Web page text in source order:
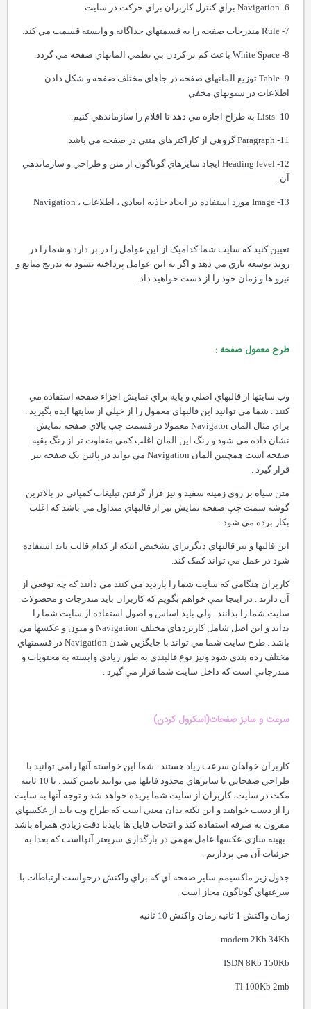
9- Table توزيع المانهاي صفحه در جاهاي مختلف صفحه و شکل دادن
اطلاعات در ستونهاي مخفي
12- Heading level ايجاد سايزهاي گوناگون از متن و طراحي و سازماندهي
تعيين کنيد که سايت شما کداميک از اين عوامل را در بر دارد و شما را در
روند توسعه ياري مي دهد و اگر به اين عوامل پرداخته نشود به تدريج منابع و
نيرو ها و زمان خود را از دست خواهيد داد.
طرح معمول صفحه :
وب سايتها از قالبهاي اصلي و پايه براي نمايش اجزاء صفحه استفاده مي
کنند . شما مي توانيد اين قالبهاي معمول را از خيلي از سايتها ايده بگيريد .
براي مثال المان Navigator معمولا در قسمت چپ بالاي صفحه نمايش
نشان داده مي شود و رنگ اين المان اغلب کمي متفاوت تر از رنگ بقيه
صفحه است همچنين المان Navigation مي تواند در پائين يک صفحه نيز
قرار گيرد .
متن سياه بر روي زمينه سفيد و نيز قرار گرفتن تبليغات کمپاني در بالاترين
گوشه سمت چپ صفحه نمايش نيز از قالبهاي متداول مي باشد که اغلب
بکار برده مي شود .
اين قالبها و نيز قالبهاي ديگربراي تشخيص اينکه از کدام قالب بايد استفاده
شود در عمل مي تواند کمک کند.
کاربران هنگامي که سايت شما را بازديد مي کنند مي دانند که چه توقعي از
آن دارند . در اينجا نمي خواهم بگويم که کاربران بايد مندرجات و محصولات
سايت شما را بدانند . ولي بايد اساس و اصول استفاده از سايت شما را
بداند و اين اصل شامل کاربردهاي مختلف Navigation و متون و عکسها مي
باشد . طرح سايت شما مي تواند با جايگزين شدن Navigation در قسمتهاي
مختلف رده بندي شود ونيز نوع قالبندي به طور زيادي وابسته به محتويات و
مندرجاتي است که داخل سايت شما قرار مي گيرد .
سرعت و سايز صفحات(اسکرول کردن)
کاربران خواهان سرعت زياد هستند . شما اين خواسته آنها رامي توانيد با
طراحي صفحاتي با سايزهاي محدود فايلها مي توانيد تامين کنيد . با 10 ثانيه
مکث در سايت، کاربران از سايت شما بريده خواهد شد و توجه آنها به سايت
را از دست خواهيد و اين نکته بدان معني است که طراح وب بايد از عکسهاي
مقرون به صرفه استفاده کند و انتخاب فايل ها بايدبا دقت زيادي همراه باشد
. بهينه سازي عکسها عامل مهمي در بارگذاري سريعتر آنهااست که بعدا به
جزئيات آن مي پردازيم .
جدول زير ماکسيمم سايز صفحه اي که براي واکنش درخواست ارتباطات با
سرعتهاي گوناگون مجاز است .
زمان واکنش 1 ثانیه زمان واکنش 10 ثانیه
modem 2Kb 34Kb
ISDN 8Kb 150Kb
Tl 100Kb 2mb